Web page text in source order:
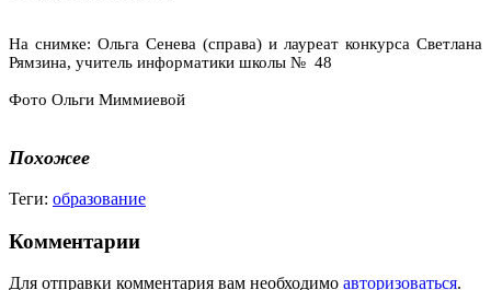
На снимке: Ольга Сенева (справа) и лауреат конкурса Светлана
Рямзина, учитель информатики школы № 48
Фото Ольги Миммиевой
Похожее
Теги: образование
Комментарии
Для отправки комментария вам необходимо авторизоваться.